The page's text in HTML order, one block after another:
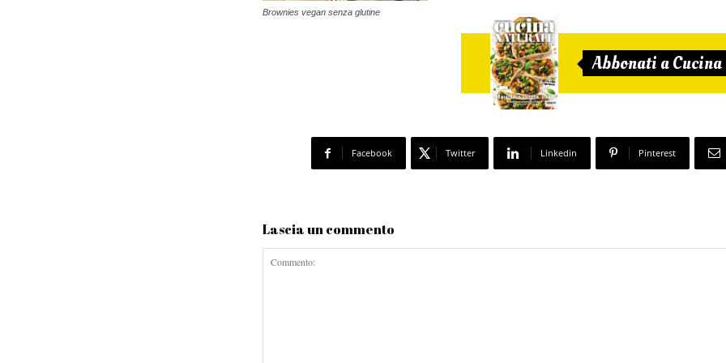
Brownies vegan senza glutine
Abbonati a
Facebook Twitter Linkedin Pinterest
Lascia un commento